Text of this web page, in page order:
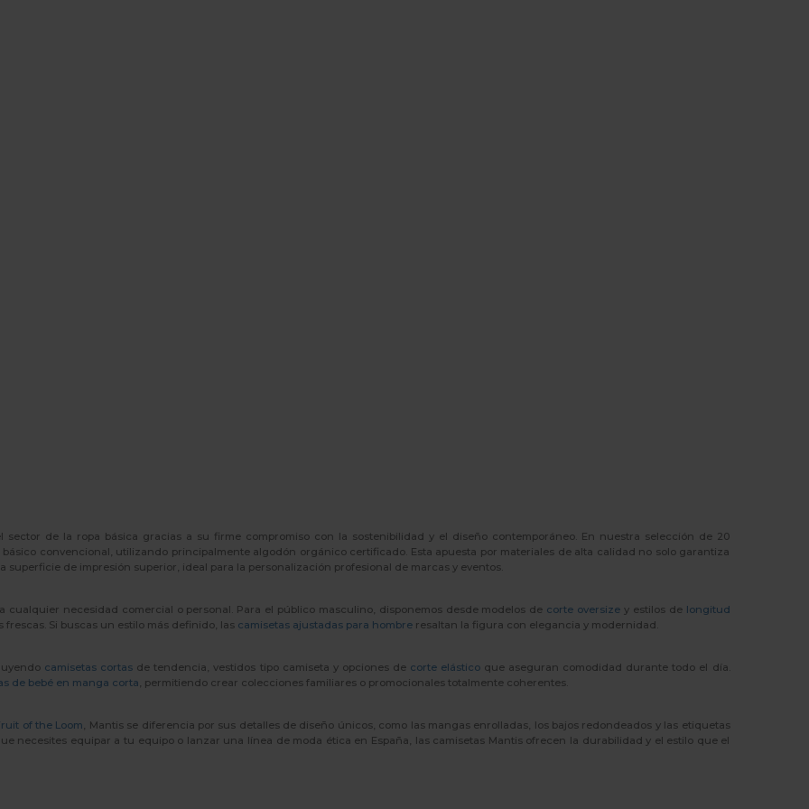
de la ropa básica gracias a su firme compromiso con la sostenibilidad y el diseño contemporáneo. En nuestra selección de 20
convencional, utilizando principalmente algodón orgánico certificado. Esta apuesta por materiales de alta calidad no solo garantiza
de impresión superior, ideal para la personalización profesional de marcas y eventos.
necesidad comercial o personal. Para el público masculino, disponemos desde modelos de corte oversize y estilos de longitud
frescas. Si buscas un estilo más definido, las camisetas ajustadas para hombre resaltan la figura con elegancia y modernidad.
camisetas cortas de tendencia, vestidos tipo camiseta y opciones de corte elásticoque aseguran comodidad durante todo el día.
de bebé en manga corta , permitiendo crear colecciones familiares o promocionales totalmente coherentes.
of the Loom
, Mantis se diferencia por sus detalles de diseño únicos, como las mangas enrolladas, los bajos redondeados y las etiquetas
necesites equipar a tu equipo o lanzar una línea de moda ética en España, las camisetas Mantis ofrecen la durabilidad y el estilo que el